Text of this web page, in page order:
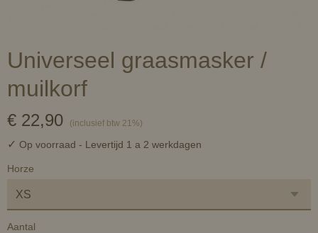
Universeel graasmasker /
muilkorf
€ 22,90 (inclusief btw 21%)
✓ Op voorraad - Levertijd 1 a 2 werkdagen
Horze
Aantal